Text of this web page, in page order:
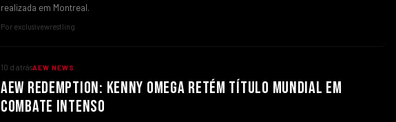
realizada em Montreal.
Por exclusivewrestling
10 d atrásAEW NEWS
AEW REDEMPTION: KENNY OMEGA RETÉM TÍTULO MUNDIAL EM
COMBATE INTENSO